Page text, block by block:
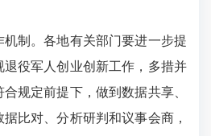
制。各地有关部门要进一步提
役军人创业创新工作，多措并
规定前提下，做到数据共享、
比对、分析研判和议事会商，